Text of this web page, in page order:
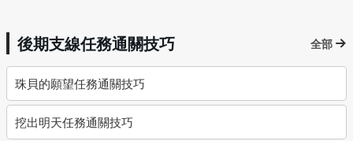
後期支線任務通關技巧 全部
珠貝的願望任務通關技巧
挖出明天任務通關技巧